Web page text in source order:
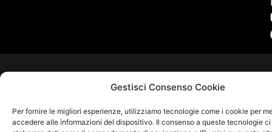
Gestisci Consenso Cookie
Per fornire le migliori esperienze, utilizziamo tecnologie come i cookie per
accedere alle informazioni del dispositivo. Il consenso a queste tecnologie